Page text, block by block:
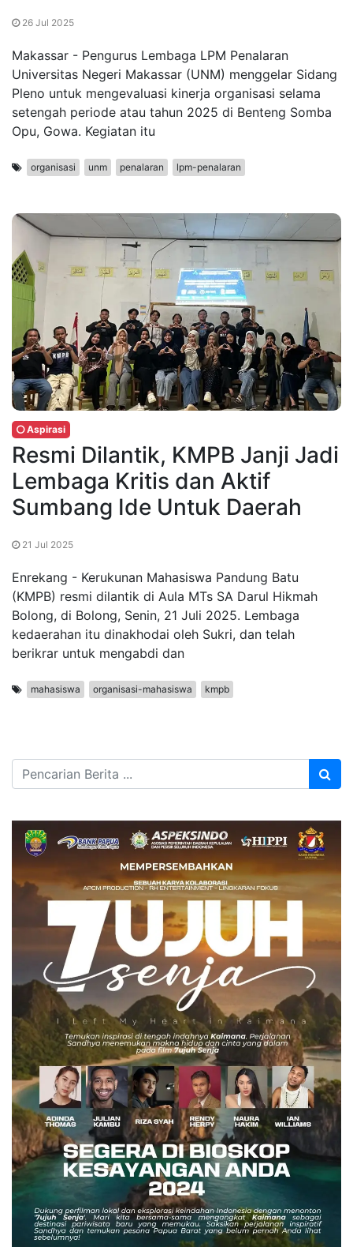
26 Jul 2025
Makassar - Pengurus Lembaga LPM Penalaran
Universitas Negeri Makassar (UNM) menggelar Sidang
Pleno untuk mengevaluasi kinerja organisasi selama
setengah periode atau tahun 2025 di Benteng Somba
Opu, Gowa. Kegiatan itu
organisasi unm penalaran lpm-penalaran
Aspirasi
Resmi Dilantik, KMPB Janji Jadi
Lembaga Kritis dan Aktif
Sumbang Ide Untuk Daerah
21 Jul 2025
Enrekang - Kerukunan Mahasiswa Pandung Batu
(KMPB) resmi dilantik di Aula MTs SA Darul Hikmah
Bolong, di Bolong, Senin, 21 Juli 2025. Lembaga
kedaerahan itu dinakhodai oleh Sukri, dan telah
berikrar untuk mengabdi dan
mahasiswa organisasi-mahasiswa kmpb